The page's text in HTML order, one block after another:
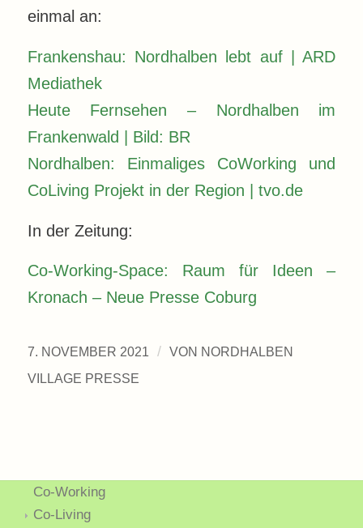
einmal an:
Frankenshau: Nordhalben lebt auf | ARD
Mediathek
Heute Fernsehen – Nordhalben im
Frankenwald | Bild: BR
Nordhalben: Einmaliges CoWorking und
CoLiving Projekt in der Region | tvo.de
In der Zeitung:
Co-Working-Space: Raum für Ideen –
Kronach – Neue Presse Coburg
7. NOVEMBER 2021 / VON NORDHALBEN
VILLAGE PRESSE
Co-Working
Co-Living